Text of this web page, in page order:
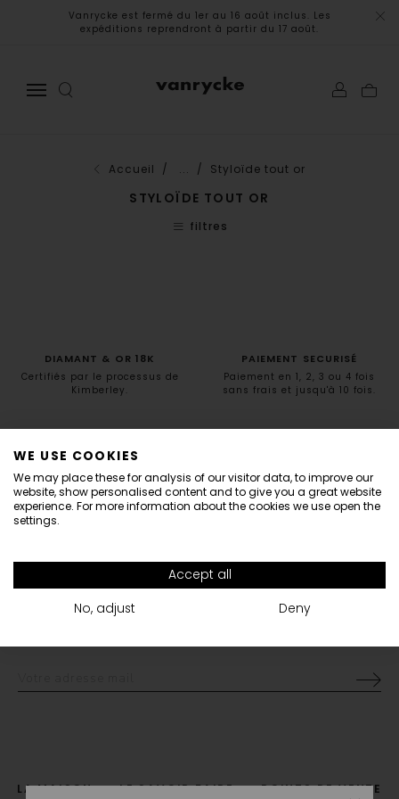
WE USE COOKIES
We may place these for analysis of our visitor data, to improve our
website, show personalised content and to give you a great website
experience. For more information about the cookies we use open the
settings.
Accept all
No, adjust
Deny
Vanrycke est fermé du 1er au 16 août inclus. Les
expéditions reprendront à partir du 17 août.
Accueil / ... / Styloïde tout or
STYLOÏDE TOUT OR
filtres
DIAMANT & OR 18K
Certifiés par le processus de
Kimberley.
PAIEMENT SECURISÉ
Paiement en 1, 2, 3 ou 4 fois
sans frais et jusqu'à 10 fois.
LIVRAISON OFFERTE
livraison standard DHL.
NEWSLETTER
-10% sur votre première commande
LA MAISON LE SAVOIR FAIRE POINTS DE VENTE
Informations
Dear Customers,
Thank you for your understanding.